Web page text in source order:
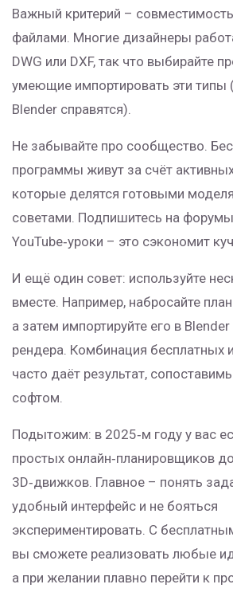
Важный критерий –
файлами. Многие дизайнеры
DWG или DXF, так что выбирайте
умеющие импортировать эти типы
Blender справятся).
Не забывайте про сообщество.
программы живут за счёт
которые делятся готовыми
советами. Подпишитесь на
YouTube‑уроки – это сэкономит
И ещё один совет: используйте
вместе. Например, набросайте
а затем импортируйте его в
рендера. Комбинация бесплатных
часто даёт результат,
софтом.
Подытожим: в 2025‑м году у вас
простых онлайн‑планировщиков
3D‑движков. Главное – понять
удобный интерфейс и не бояться
экспериментировать. С
вы сможете реализовать любые
а при желании плавно перейти к